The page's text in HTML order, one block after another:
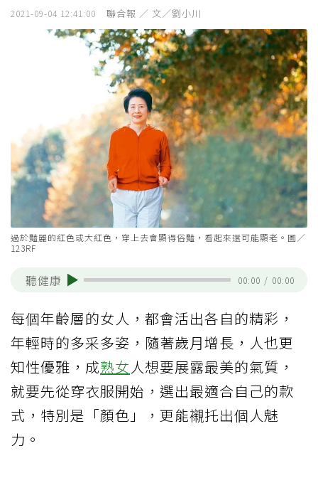
2021-09-04 12:41:00 聯合報 ／ 文／劉小川
過於豔麗的紅色或大紅色，穿上去會顯得俗豔，看起來還可能顯老。圖／
123RF
聽健康 00:00 / 00:00
每個年齡層的女人，都會活出各自的精彩，
年輕時的多采多姿，隨著歲月增長，人也更
知性優雅，成熟女人想要展露最美的氣質，
就要先從穿衣服開始，選出最適合自己的款
式，特別是「顏色」，更能襯托出個人魅
力。